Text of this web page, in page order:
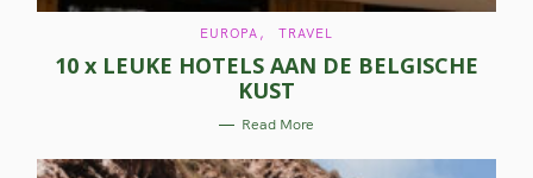
T
E
G
O
R
I
S
EUROPA TRAVEL
10 x LEUKE HOTELS AAN DE BELGISCHE
KUST
Read More